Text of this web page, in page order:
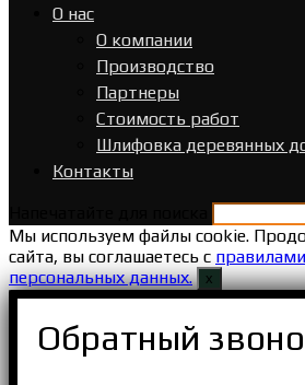
О нас
О компании
Производство
Партнеры
Стоимость работ
Шлифовка деревянных
Контакты
Мы используем файлы cookie.
сайта, вы соглашаетесь с
персональных данных.
х
Обратный